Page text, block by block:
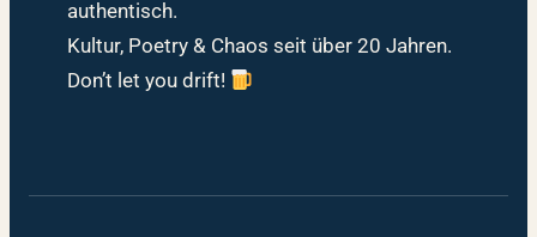
authentisch.
Kultur, Poetry & Chaos seit über 20 Jahren.
Don’t let you drift!